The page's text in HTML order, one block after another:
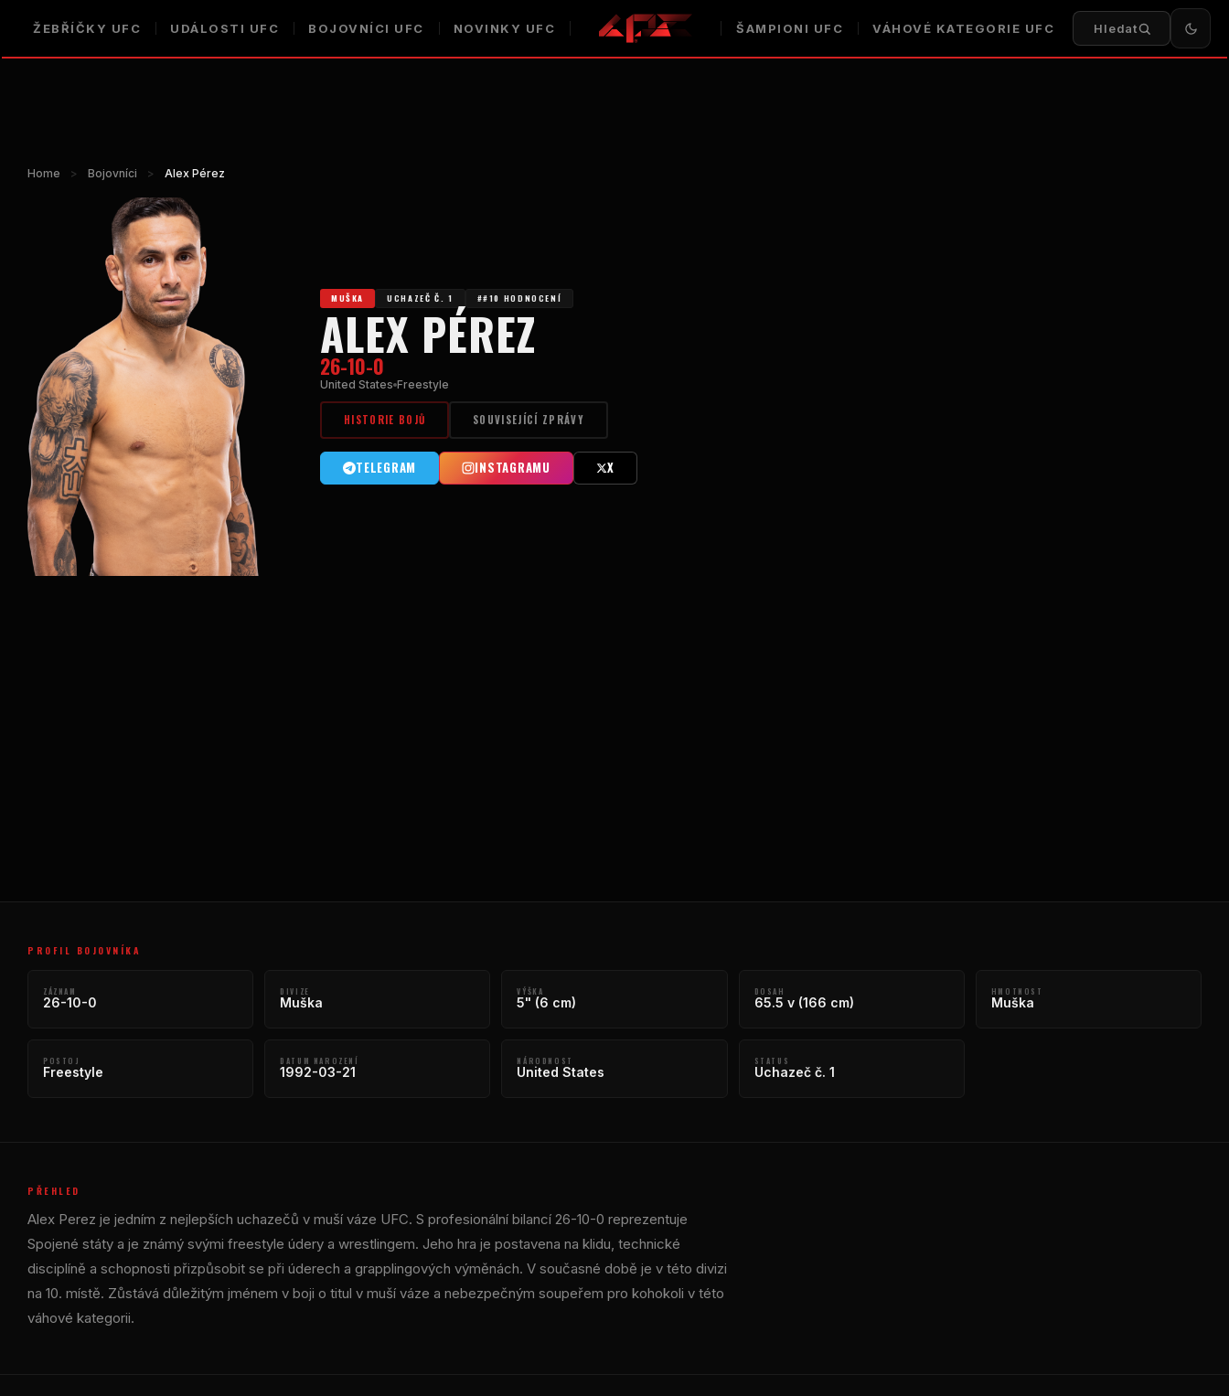
ŽEBŘÍČKY UFC UDÁLOSTI UFC BOJOVNÍCI UFC NOVINKY UFC ŠAMPIONI UFC VÁHOVÉ KATEGORIE UFC Hledat
Home > Bojovníci > Alex Pérez
MUŠKA UCHAZEČ Č. 1 ##10 HODNOCENÍ
ALEX PÉREZ
26-10-0
United States Freestyle
HISTORIE BOJŮ SOUVISEJÍCÍ ZPRÁVY
TELEGRAM INSTAGRAMU X
PROFIL BOJOVNÍKA
ZÁZNAM
26-10-0
DIVIZE
Muška
VÝŠKA
5" (6 cm)
DOSAH
65.5 v (166 cm)
HMOTNOST
Muška
POSTOJ
Freestyle
DATUM NAROZENÍ
1992-03-21
NÁRODNOST
United States
STATUS
Uchazeč č. 1
PŘEHLED
Alex Perez je jedním z nejlepších uchazečů v muší váze UFC. S profesionální bilancí 26-10-0 reprezentuje
Spojené státy a je známý svými freestyle údery a wrestlingem. Jeho hra je postavena na klidu, technické
disciplíně a schopnosti přizpůsobit se při úderech a grapplingových výměnách. V současné době je v této divizi
na 10. místě. Zůstává důležitým jménem v boji o titul v muší váze a nebezpečným soupeřem pro kohokoli v této
váhové kategorii.